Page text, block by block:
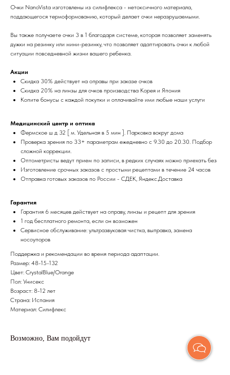
Очки NanoVista изготовлены из силифлекса - нетоксичного материала,
поддающегося термоформованию, который делает очки неразрушаемыми.
Вы также получаете очки 3 в 1 благодаря системе, которая позволяет заменять
дужки на резинку или мини-резинку, что позволяет адаптировать очки к любой
ситуации повседневной жизни вашего ребенка.
Акции
Скидка 30% действует на оправы при заказе очков
Скидка 20% на линзы для очков производства Корея и Япония
Копите бонусы с каждой покупки и оплачивайте ими любые наши услуги
Медицинский центр и оптика
Фермское ш д 32 [ м. Удельная в 5 мин ]. Парковка вокруг дома
Проверка зрения по 33+ параметрам ежедневно с 9.30 до 20.30. Подбор
сложной коррекции.
Оптометристы ведут прием по записи, в редких случаях можно приехать без
Изготовление срочных заказов с простыми рецептами в течение 24 часов
Отправка готовых заказов по России - СДЕК, Яндекс.Доставка
Гарантия
Гарантия 6 месяцев действует на оправу, линзы и рецепт для зрения
1 год бесплатного ремонта, если он возможен
Сервисное обслуживание: ультразвуковая чистка, выправка, замена
носоупоров
Поддержка и рекомендации во время периода адаптации.
Размер: 48-15-132
Цвет: CrystalBlue/Orange
Пол: Унисекс
Возраст: 8-12 лет
Страна: Испания
Материал: Силифлекс
Возможно, Вам подойдут